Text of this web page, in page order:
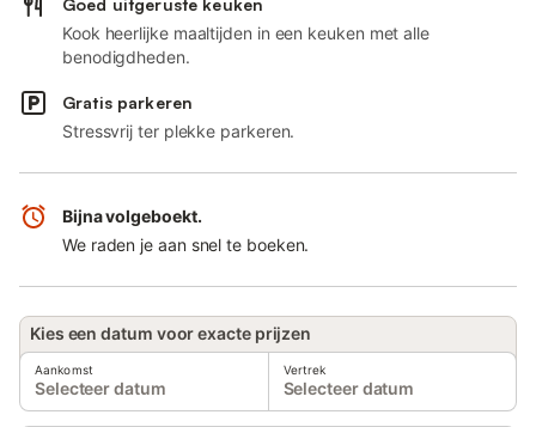
Goed uitgeruste keuken
Kook heerlijke maaltijden in een keuken met alle
benodigdheden.
Gratis parkeren
Stressvrij ter plekke parkeren.
Bijna volgeboekt.
We raden je aan snel te boeken.
Kies een datum voor exacte prijzen
Aankomst
Selecteer datum
Vertrek
Selecteer datum